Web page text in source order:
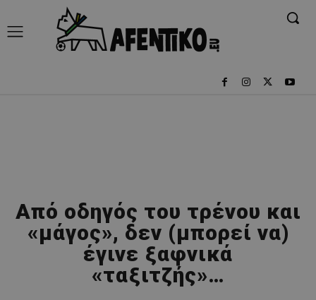
Από οδηγός του τρένου και
«μάγος», δεν (μπορεί να)
έγινε ξαφνικά
«ταξιτζής»…